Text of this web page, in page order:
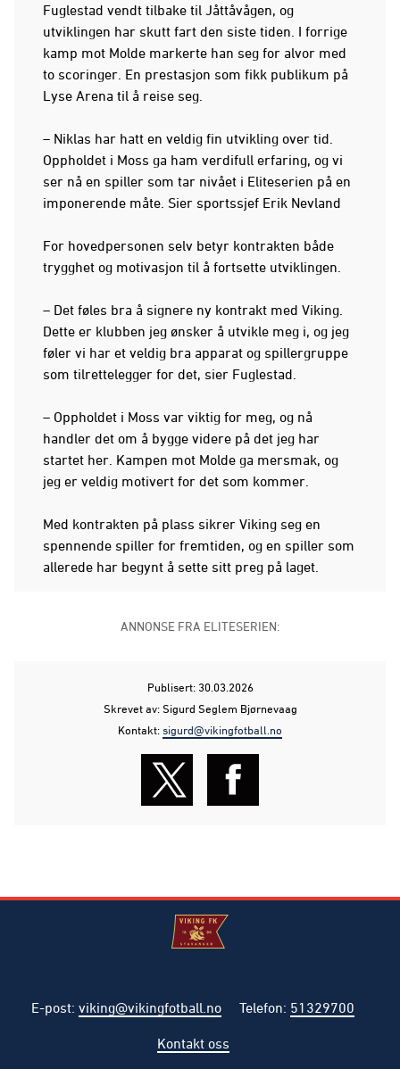
Fuglestad vendt tilbake til Jåttåvågen, og
utviklingen har skutt fart den siste tiden. I forrige
kamp mot Molde markerte han seg for alvor med
to scoringer. En prestasjon som fikk publikum på
Lyse Arena til å reise seg.
– Niklas har hatt en veldig fin utvikling over tid.
Oppholdet i Moss ga ham verdifull erfaring, og vi
ser nå en spiller som tar nivået i Eliteserien på en
imponerende måte. Sier sportssjef Erik Nevland
For hovedpersonen selv betyr kontrakten både
trygghet og motivasjon til å fortsette utviklingen.
– Det føles bra å signere ny kontrakt med Viking.
Dette er klubben jeg ønsker å utvikle meg i, og jeg
føler vi har et veldig bra apparat og spillergruppe
som tilrettelegger for det, sier Fuglestad.
– Oppholdet i Moss var viktig for meg, og nå
handler det om å bygge videre på det jeg har
startet her. Kampen mot Molde ga mersmak, og
jeg er veldig motivert for det som kommer.
Med kontrakten på plass sikrer Viking seg en
spennende spiller for fremtiden, og en spiller som
allerede har begynt å sette sitt preg på laget.
ANNONSE FRA ELITESERIEN:
Publisert: 30.03.2026
Skrevet av: Sigurd Seglem Bjørnevaag
Kontakt:sigurd@vikingfotball.no
E-post: viking@vikingfotball.no Telefon: 51329700
Kontakt oss